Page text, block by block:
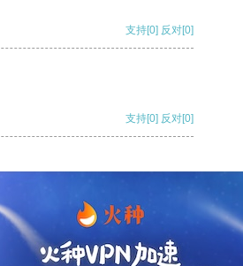
支持[0] 反对[0]
支持[0] 反对[0]
支持